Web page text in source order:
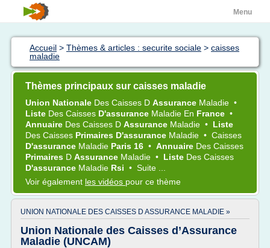
Menu
Accueil > Thèmes & articles : securite sociale > caisses
maladie
Thèmes principaux sur caisses maladie
Union Nationale Des Caisses D Assurance Maladie •
Liste Des Caisses D'assurance Maladie En France •
Annuaire Des Caisses D Assurance Maladie • Liste
Des Caisses Primaires D'assurance Maladie • Caisses
D'assurance Maladie Paris 16 • Annuaire Des Caisses
Primaires D Assurance Maladie • Liste Des Caisses
D'assurance Maladie Rsi • Suite ...
Voir également les vidéos pour ce thème
UNION NATIONALE DES CAISSES D ASSURANCE MALADIE »
Union Nationale des Caisses d’Assurance
Maladie (UNCAM)